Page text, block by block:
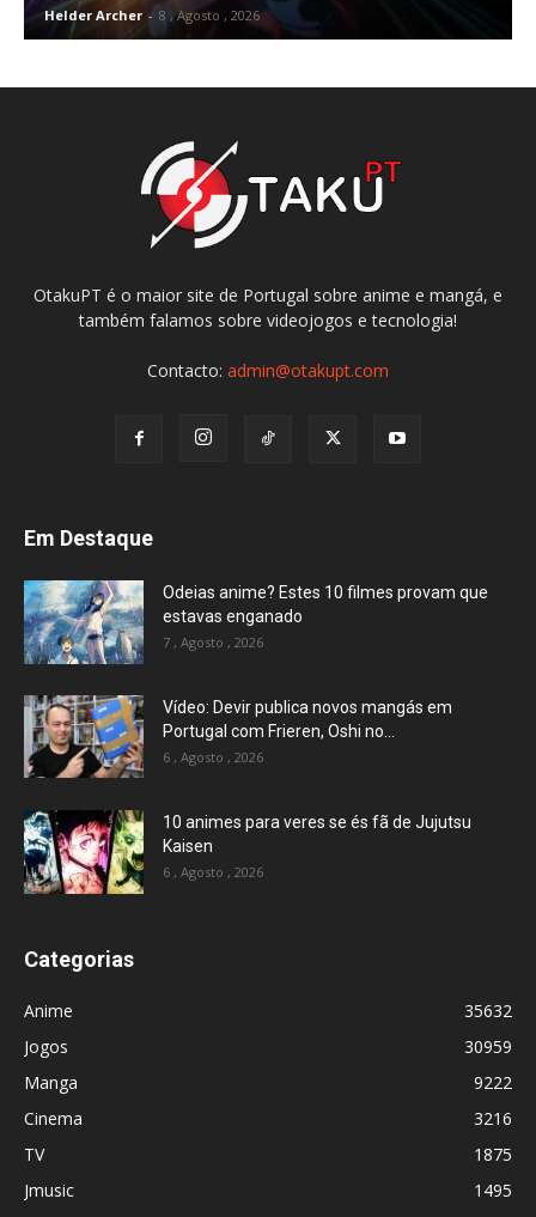
Helder Archer - 8 , Agosto , 2026
OtakuPT é o maior site de Portugal sobre anime e mangá, e
também falamos sobre videojogos e tecnologia!
Contacto: admin@otakupt.com
Em Destaque
Odeias anime? Estes 10 filmes provam que
estavas enganado
7 , Agosto , 2026
Vídeo: Devir publica novos mangás em
Portugal com Frieren, Oshi no...
6 , Agosto , 2026
10 animes para veres se és fã de Jujutsu
Kaisen
6 , Agosto , 2026
Categorias
Anime
35632
Jogos
30959
Manga
9222
Cinema
3216
TV
1875
Jmusic
1495